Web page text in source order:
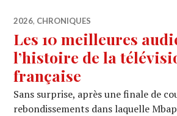
2026, CHRONIQUES
Les 10 meilleures
l’histoire de la
française
Sans surprise, après une finale de
rebondissements dans laquelle